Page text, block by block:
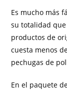
Es mucho más
su totalidad
productos de
cuesta menos
pechugas de
En el paquete